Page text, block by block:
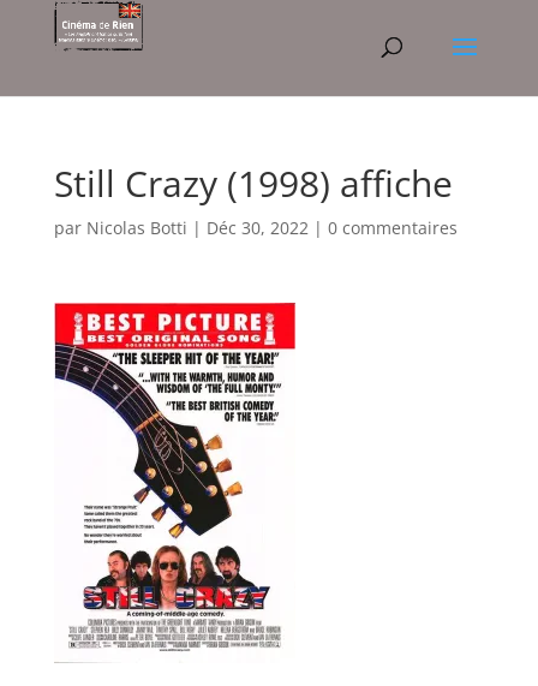
Still Crazy (1998) affiche
par Nicolas Botti | Déc 30, 2022| 0 commentaires